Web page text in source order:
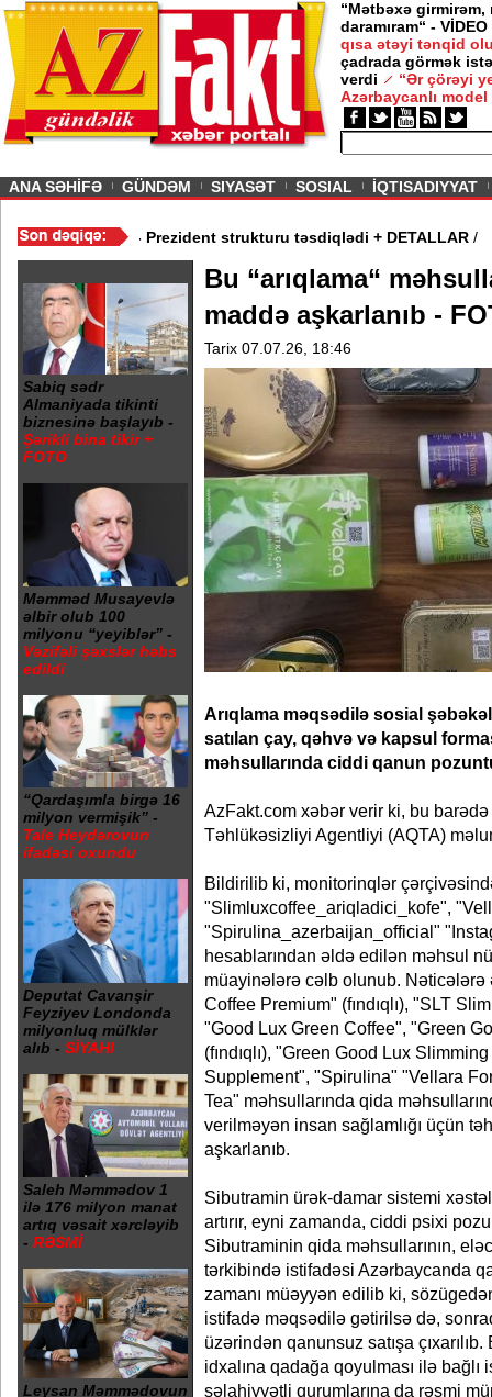
“Mətbəxə girmirəm,
daramıram“ - VİDEO
qısa ətəyi tənqid
çadrada görmək
verdi
“Ər çörəyi
Azərbaycanlı model
ANA SƏHİFƏ GÜNDƏM SIYASƏT SOSIAL İQTISADIYYAT
Media və Yayım Şurası yaradıdı - Prezident strukturu təsdiqlədi +
Sabiq sədr
Almaniyada tikinti
biznesinə başlayıb -
Şərikli bina tikir +
FOTO
Məmməd Musayevlə
əlbir olub 100
milyonu “yeyiblər” -
Vəzifəli şəxslər həbs
edildi
“Qardaşımla birgə 16
milyon vermişik” -
Tale Heydərovun
ifadəsi oxundu
Deputat Cavanşir
Feyziyev Londonda
milyonluq mülklər
alıb - SİYAHI
Saleh Məmmədov 1
ilə 176 milyon manat
artıq vəsait xərcləyib
- RƏSMİ
Leysan Məmmədovun
Bu “arıqlama“
maddə aşkarlanıb -
Tarix 07.07.26, 18:46
Arıqlama məqsədilə sosial
satılan çay, qəhvə və kapsul
məhsullarında ciddi qanun
AzFakt.com xəbər verir ki, bu
Təhlükəsizliyi Agentliyi (AQTA)
Bildirilib ki, monitorinqlər
"Slimluxcoffee_ariqladici_kofe",
"Spirulina_azerbaijan_official"
hesablarından əldə edilən məhsul
müayinələrə cəlb olunub.
Coffee Premium" (fındıqlı), "SLT
"Good Lux Green Coffee", "Green
(fındıqlı), "Green Good Lux
Supplement", "Spirulina" "Vellara
Tea" məhsullarında qida
verilməyən insan sağlamlığı üçün
aşkarlanıb.
Sibutramin ürək-damar sistemi
artırır, eyni zamanda, ciddi psixi
Sibutraminin qida məhsullarının,
tərkibində istifadəsi Azərbaycanda
zamanı müəyyən edilib ki,
istifadə məqsədilə gətirilsə də,
üzərindən qanunsuz satışa
idxalına qadağa qoyulması ilə bağlı
səlahiyyətli qurumlarına da rəsmi